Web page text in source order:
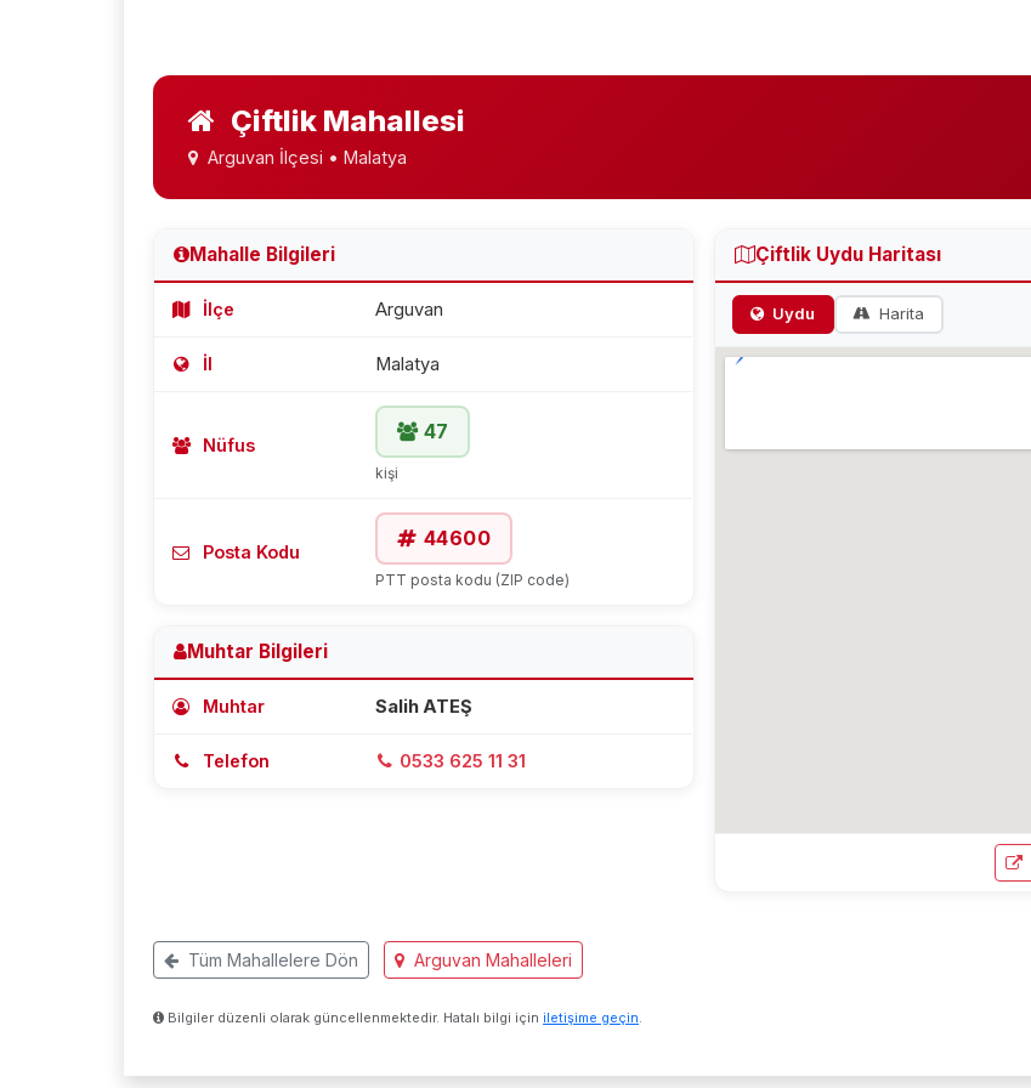
Çiftlik Mahallesi
Arguvan İlçesi • Malatya
Mahalle Bilgileri
İlçe Arguvan
İl Malatya
Nüfus
47
kişi
Posta Kodu
44600
PTT posta kodu (ZIP code)
Muhtar Bilgileri
Muhtar Salih ATEŞ
Telefon 0533 625 11 31
Çiftlik Uydu Haritası
Uydu Harita
Tüm Mahallelere Dön Arguvan Mahalleleri
Bilgiler düzenli olarak güncellenmektedir. Hatalı bilgi için iletişime geçin